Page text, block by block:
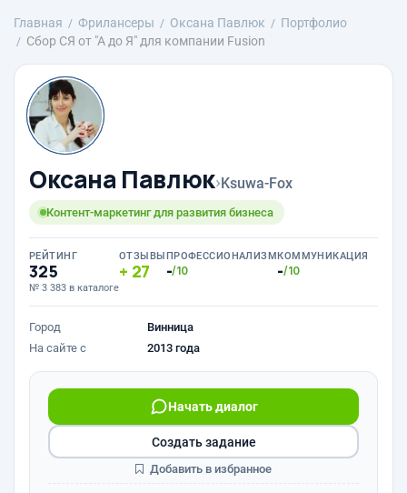
Главная Фрилансеры Оксана Павлюк
Портфолио
Сбор СЯ от "А до Я" для компании Fusion
Оксана Павлюк›Ksuwa-Fox
Контент-маркетинг для развития бизнеса
РЕЙТИНГ
325
№ 3 383 в каталоге
ОТЗЫВЫ
27
ПРОФЕССИОНАЛИЗМ
-/10
КОММУНИКАЦИЯ
-/10
Город
Винница
На сайте с
2013 года
Начать диалог
Создать задание
Добавить в избранное